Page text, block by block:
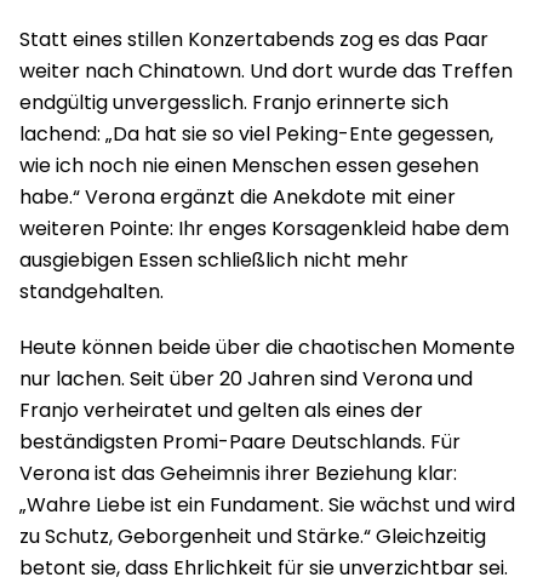
Statt eines stillen Konzertabends zog es das Paar
weiter nach Chinatown. Und dort wurde das Treffen
endgültig unvergesslich. Franjo erinnerte sich
lachend: „Da hat sie so viel Peking-Ente gegessen,
wie ich noch nie einen Menschen essen gesehen
habe.“ Verona ergänzt die Anekdote mit einer
weiteren Pointe: Ihr enges Korsagenkleid habe dem
ausgiebigen Essen schließlich nicht mehr
standgehalten.
Heute können beide über die chaotischen Momente
nur lachen. Seit über 20 Jahren sind Verona und
Franjo verheiratet und gelten als eines der
beständigsten Promi-Paare Deutschlands. Für
Verona ist das Geheimnis ihrer Beziehung klar:
„Wahre Liebe ist ein Fundament. Sie wächst und wird
zu Schutz, Geborgenheit und Stärke.“ Gleichzeitig
betont sie, dass Ehrlichkeit für sie unverzichtbar sei.